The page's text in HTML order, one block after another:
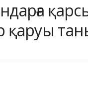
қаруы